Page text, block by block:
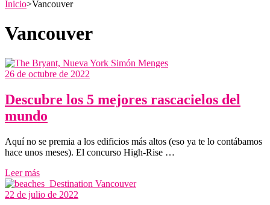
Inicio>Vancouver
Vancouver
26 de octubre de 2022
Descubre los 5 mejores rascacielos del
mundo
Aquí no se premia a los edificios más altos (eso ya te lo contábamos
hace unos meses). El concurso High-Rise …
Leer más
22 de julio de 2022